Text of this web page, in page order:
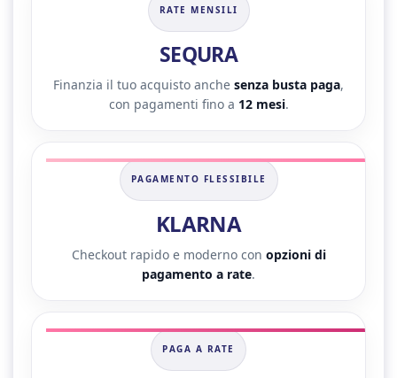
RATE MENSILI
SEQURA
Finanzia il tuo acquisto anche senza busta paga,
con pagamenti fino a 12 mesi.
PAGAMENTO FLESSIBILE
KLARNA
Checkout rapido e moderno con opzioni di
pagamento a rate.
PAGA A RATE